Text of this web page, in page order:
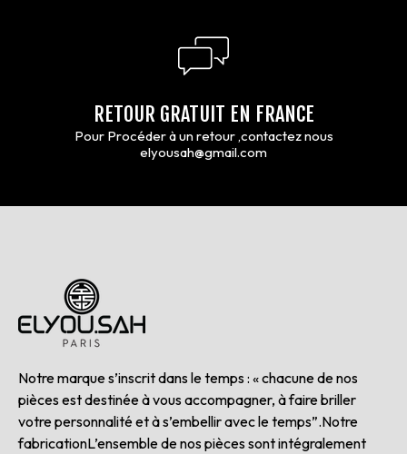
RETOUR GRATUIT EN FRANCE
Pour Procéder à un retour ,contactez nous
elyousah@gmail.com
Notre marque s’inscrit dans le temps : « chacune de nos
pièces est destinée à vous accompagner, à faire briller
votre personnalité et à s’embellir avec le temps”.Notre
fabricationL’ensemble de nos pièces sont intégralement